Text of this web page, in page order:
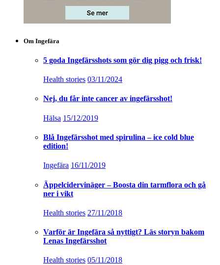
Om Ingefära
5 goda Ingefärsshots som gör dig pigg och frisk!
Health stories 03/11/2024
Nej, du får inte cancer av ingefärsshot!
Hälsa 15/12/2019
Blå Ingefärsshot med spirulina – ice cold blue
edition!
Ingefära 16/11/2019
Äppelcidervinäger – Boosta din tarmflora och gå
ner i vikt
Health stories 27/11/2018
Varför är Ingefära så nyttigt? Läs storyn bakom
Lenas Ingefärsshot
Health stories 05/11/2018